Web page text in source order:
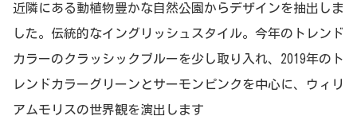
近隣にある動植物豊かな自然公園からデザインを抽出しま
した。伝統的なイングリッシュスタイル。今年のトレンド
カラーのクラッシックブルーを少し取り入れ、2019年のト
レンドカラーグリーンとサーモンピンクを中心に、ウィリ
アムモリスの世界観を演出します